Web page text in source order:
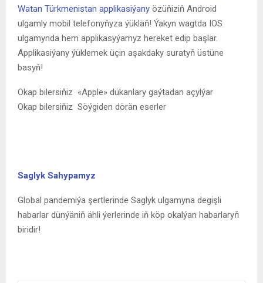
Watan Türkmenistan applikasiýany özüňiziň Android
ulgamly mobil telefonyňyza ýükläň! Ýakyn wagtda IOS
ulgamynda hem applikasyýamyz hereket edip başlar.
Applikasiýany ýüklemek üçin aşakdaky suratyň üstüne
basyň!
Okap bilersiňiz «Apple» dükanlary gaýtadan açylýar
Okap bilersiňiz Söýgiden dörän eserler
Saglyk Sahypamyz
Global pandemiýa şertlerinde Saglyk ulgamyna degişli
habarlar dünýäniň ähli ýerlerinde iň köp okalýan habarlaryň
biridir!